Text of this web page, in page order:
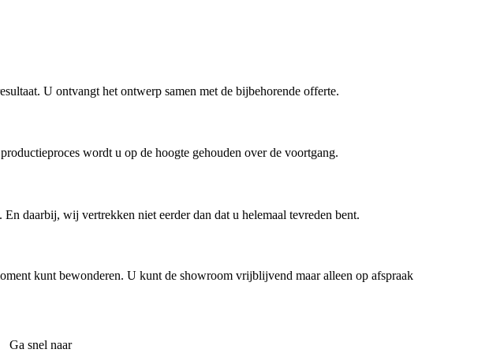
U ontvangt het ontwerp samen met de bijbehorende offerte.
wordt u op de hoogte gehouden over de voortgang.
daarbij, wij vertrekken niet eerder dan dat u helemaal tevreden bent.
kunt bewonderen. U kunt de showroom vrijblijvend maar alleen op afspraak
Ga snel naar